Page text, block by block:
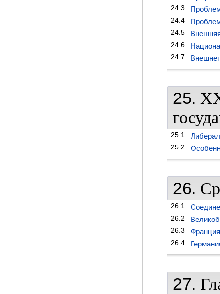
24.3
24.4
24.5
24.6
24.7
25.
25.1
25.2
26.
26.1
26.2
26.3
26.4
27.